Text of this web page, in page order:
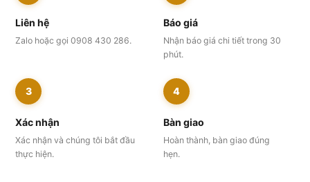
Liên hệ
Zalo hoặc gọi 0908 430 286.
Báo giá
Nhận báo giá chi tiết trong 30
phút.
3
Xác nhận
Xác nhận và chúng tôi bắt đầu
thực hiện.
4
Bàn giao
Hoàn thành, bàn giao đúng
hẹn.